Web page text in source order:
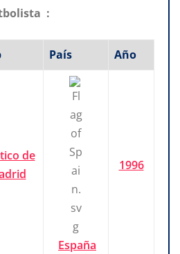
:
País Año
de
España
1996